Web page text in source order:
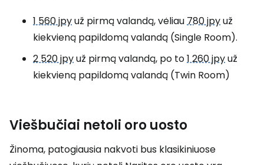
1 560 jpyuž pirmą valandą, vėliau780 jpyuž
kiekvieną papildomą valandą (Single Room).
2 520 jpyuž pirmą valandą, po to1 260 jpyuž
kiekvieną papildomą valandą (Twin Room)
Viešbučiai netoli oro uosto
Žinoma, patogiausia nakvoti bus klasikiniuose